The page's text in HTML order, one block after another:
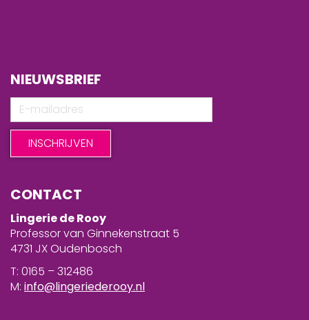
NIEUWSBRIEF
CONTACT
Lingerie de Rooy
Professor van Ginnekenstraat 5
4731 JX Oudenbosch
T: 0165 – 312486
M: info@lingeriederooy.nl